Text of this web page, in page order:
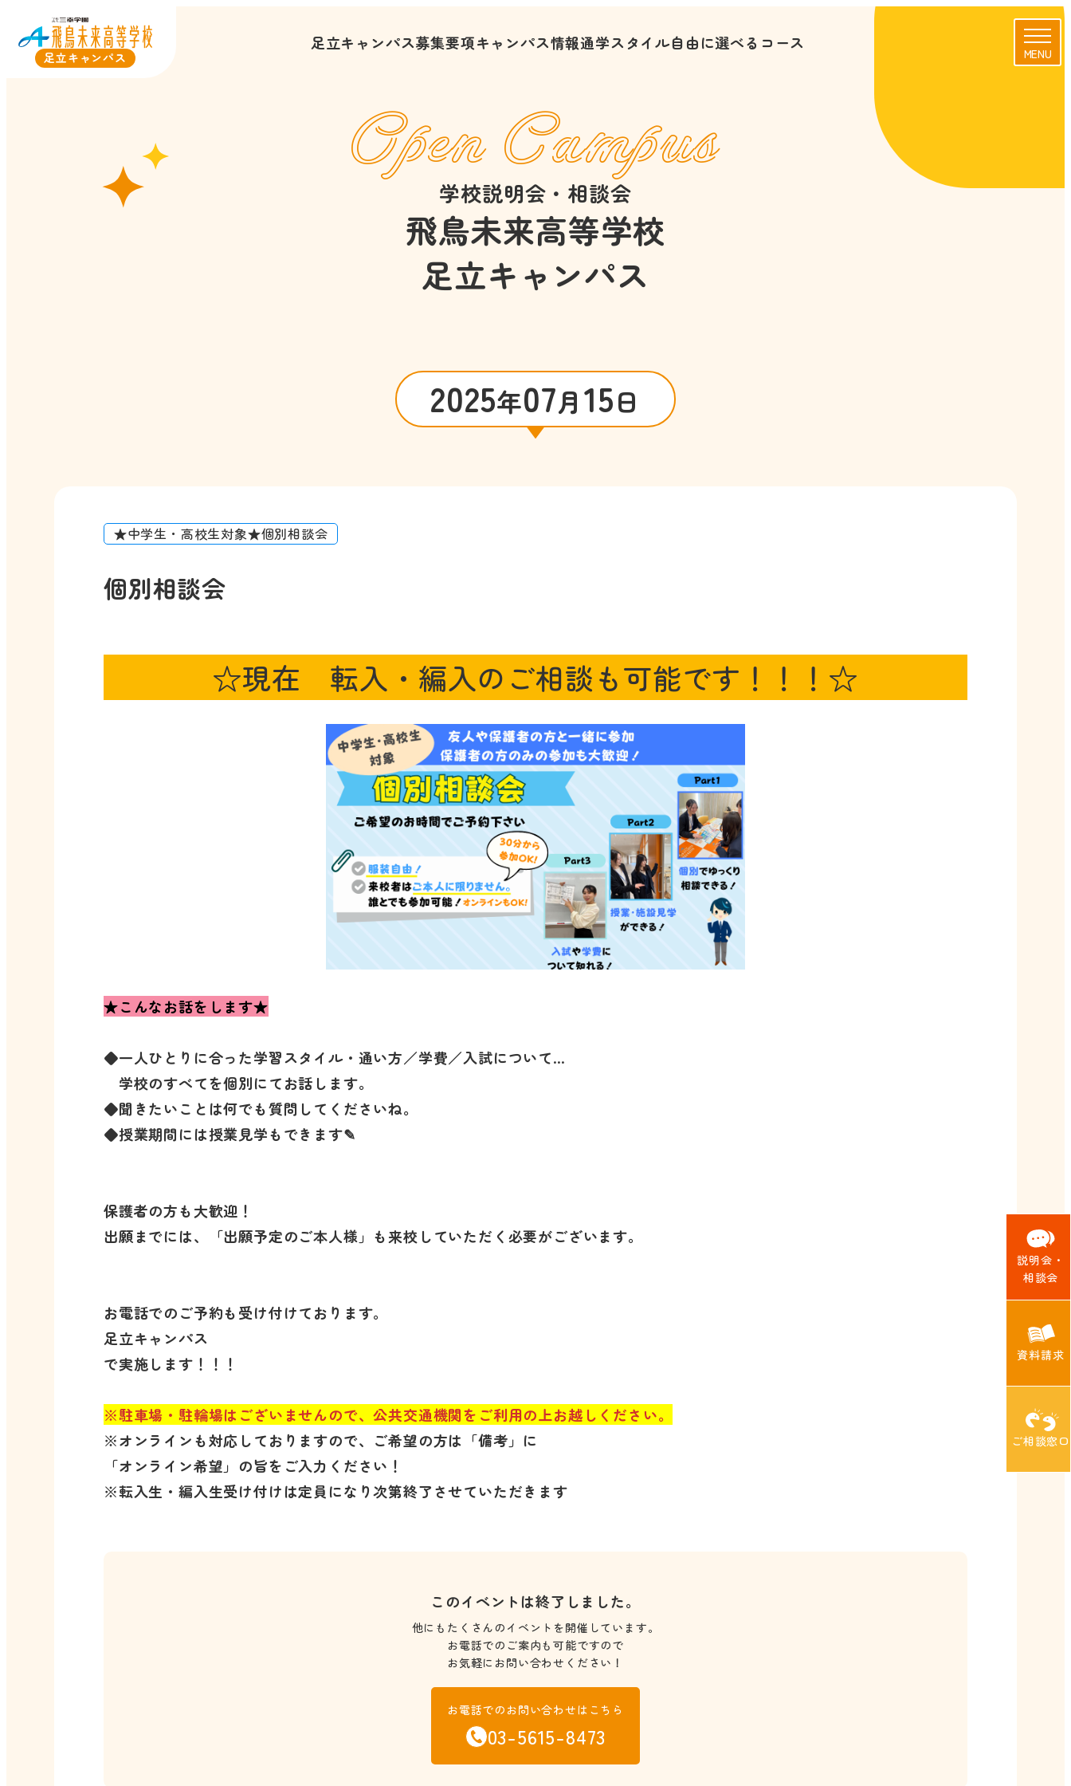
足立キャンパス
足立キャンパス募集要項キャンパス情報通学スタイル自由に選べるコース
MENU
Open Campus
学校説明会・相談会
飛鳥未来高等学校
足立キャンパス
2025年07月15日
個別相談会
★中学生・高校生対象★個別相談会
☆現在 転入・編入のご相談も可能です！！！☆
★こんなお話をします★
◆一人ひとりに合った学習スタイル・通い方／学費／入試について…
学校のすべてを個別にてお話します。
◆聞きたいことは何でも質問してくださいね。
◆授業期間には授業見学もできます✎
保護者の方も大歓迎！
出願までには、「出願予定のご本人様」も来校していただく必要がございます。
お電話でのご予約も受け付けております。
足立キャンパス
で実施します！！！
※駐車場・駐輪場はございませんので、公共交通機関をご利用の上お越しください。
※オンラインも対応しておりますので、ご希望の方は「備考」に
「オンライン希望」の旨をご入力ください！
※転入生・編入生受け付けは定員になり次第終了させていただきます
このイベントは終了しました。
他にもたくさんのイベントを開催しています。
お電話でのご案内も可能ですので
お気軽にお問い合わせください！
お電話でのお問い合わせはこちら
03-5615-8473
説明会・
相談会
資料請求
ご相談窓口